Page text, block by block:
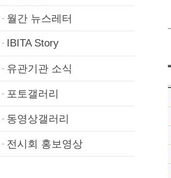
월간 뉴스레터
IBITA Story
유관기관 소식
포토갤러리
동영상갤러리
전시회 홍보영상